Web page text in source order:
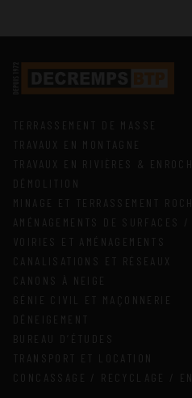
TERRASSEMENT DE MASSE
TRAVAUX EN MONTAGNE
TRAVAUX EN RIVIÈRES &
DÉMOLITION
MINAGE ET TERRASSEMENT
AMÉNAGEMENTS DE SURFACES /
VOIRIES ET AMÉNAGEMENTS
CANALISATIONS ET RÉSEAUX
CANONS À NEIGE
GÉNIE CIVIL ET MAÇONNERIE
DÉNEIGEMENT
BUREAU D’ÉTUDES
TRANSPORT ET LOCATION
CONCASSAGE / RECYCLAGE /